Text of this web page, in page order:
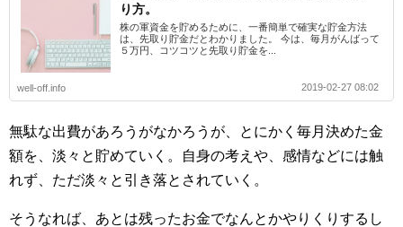
り方。
株の軍資金を貯めるために、一番簡単で確実な貯金方法
は、先取り貯金だとわかりました。 今は、毎月がんばって
５万円、コツコツと先取り貯金を...
well-off.info 2019-02-27 08:02
無駄な出費があろうがなかろうが、とにかく毎月決めた金
額を、淡々と貯めていく。自身の考えや、感情などには触
れず、ただ淡々と引き落とされていく。
そうなれば、あとは残ったお金でなんとかやりくりするし